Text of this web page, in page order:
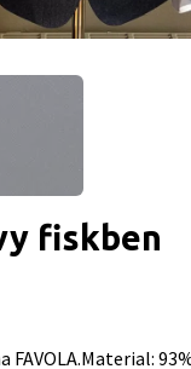
fiskben
FAVOLA.Material: